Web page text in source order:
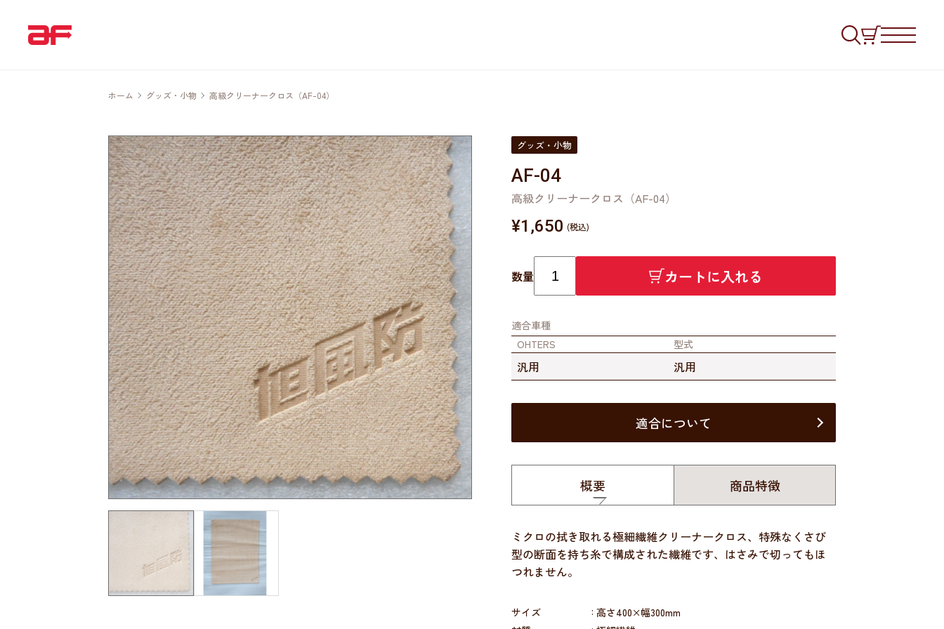
ホーム グッズ・小物 高級クリーナークロス（AF-04）
グッズ・小物
AF-04
高級クリーナークロス（AF-04）
¥1,650
数量 カートに入れる
適合車種
OHTERS
型式
汎用 汎用
適合について
概要 商品特徴
ミクロの拭き取れる極細繊維クリーナークロス、特殊なくさび
型の断面を持ち糸で構成された繊維です、はさみで切ってもほ
つれません。
サイズ
高さ400×幅300mm